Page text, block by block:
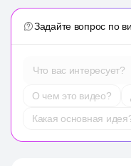
Задайте вопрос по
Что вас интересует?
О чем это видео?
Какая основная